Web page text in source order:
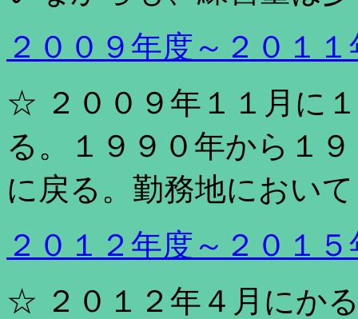
２００９年度～２０１
☆ ２００９年１１月に
る。１９９０年から１
に戻る。勤務地におい
２０１２年度～２０１
☆ ２０１２年４月にか